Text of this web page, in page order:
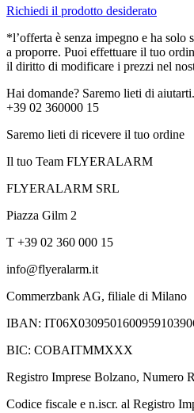
Richiedi il prodotto desiderato
*l’offerta è senza impegno e ha
a proporre. Puoi effettuare il tuo
il diritto di modificare i prezzi nel
Hai domande? Saremo lieti di
+39 02 360000 15
Saremo lieti di ricevere il tuo ordine
Il tuo Team FLYERALARM
FLYERALARM SRL
Piazza Gilm 2
T +39 02 360 000 15
info@flyeralarm.it
Commerzbank AG, filiale di Milano
IBAN:
BIC: COBAITMMXXX
Registro Imprese Bolzano, Numero
Codice fiscale e n.iscr. al Registro